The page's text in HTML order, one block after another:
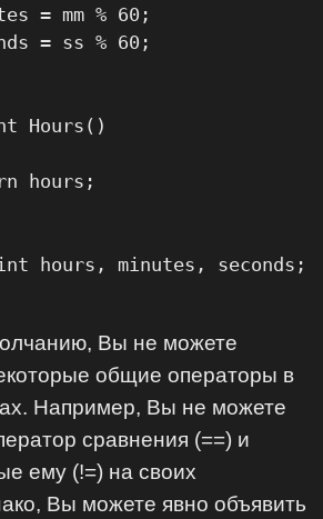
= mm % 60;
= ss % 60;
Hours()
hours;
hours, minutes, seconds;
Вы не можете
общие операторы в
Например, Вы не можете
сравнения (==) и
ему (!=) на своих
Вы можете явно объявить